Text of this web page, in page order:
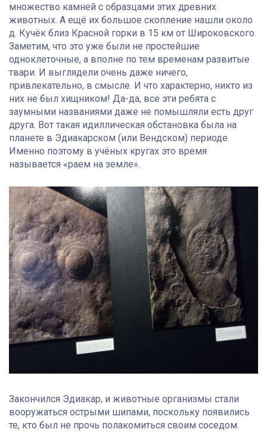
множество камней с образцами этих древних
животных. А ещё их большое скопление нашли около
д. Кучёк близ Красной горки в 15 км от Широковского.
Заметим, что это уже были не простейшие
одноклеточные, а вполне по тем временам развитые
твари. И выглядели очень даже ничего,
привлекательно, в смысле. И что характерно, никто из
них не был хищником! Да-да, все эти ребята с
заумными названиями даже не помышляли есть друг
друга. Вот такая идиллическая обстановка была на
планете в Эдиакарском (или Вендском) периоде.
Именно поэтому в учёных кругах это время
называется «раем на земле».
Закончился Эдиакар, и животные организмы стали
вооружаться острыми шипами, поскольку появились
те, кто был не прочь полакомиться своим соседом.